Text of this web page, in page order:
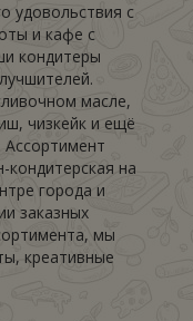
удовольствия с
и кафе с
кондитеры
масле,
чизкейк и ещё
Ассортимент
на
города и
заказных
мы
креативные